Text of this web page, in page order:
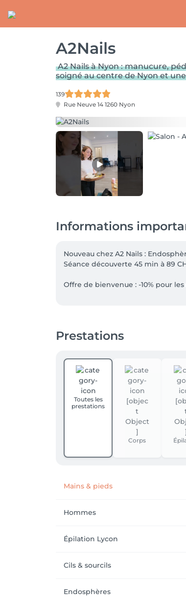
A2Nails
A2 Nails à Nyon : manucure,
soigné au centre de Nyon et
139
Rue Neuve 14 1260 Nyon
Informations
Nouveau chez A2 Nails :
Séance découverte 45 min à 89
Offre de bienvenue : -10% pour
Prestations
Toutes les
prestations
Corps
Mains & pieds
Hommes
Épilation Lycon
Cils & sourcils
Endosphères